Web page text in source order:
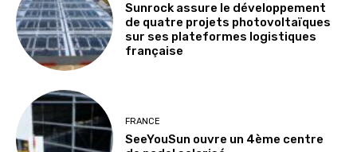
Sunrock assure le développement
de quatre projets photovoltaïques
sur ses plateformes logistiques
française
FRANCE
SeeYouSun ouvre un 4ème centre